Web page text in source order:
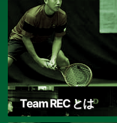
Team REC とは